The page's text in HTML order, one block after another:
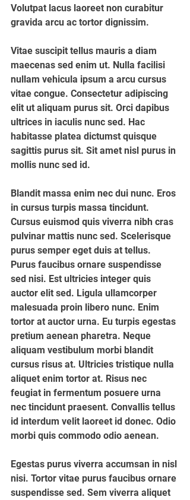
Volutpat lacus laoreet non curabitur
gravida arcu ac tortor dignissim.
Vitae suscipit tellus mauris a diam
maecenas sed enim ut. Nulla facilisi
nullam vehicula ipsum a arcu cursus
vitae congue. Consectetur adipiscing
elit ut aliquam purus sit. Orci dapibus
ultrices in iaculis nunc sed. Hac
habitasse platea dictumst quisque
sagittis purus sit. Sit amet nisl purus in
mollis nunc sed id.
Blandit massa enim nec dui nunc. Eros
in cursus turpis massa tincidunt.
Cursus euismod quis viverra nibh cras
pulvinar mattis nunc sed. Scelerisque
purus semper eget duis at tellus.
Purus faucibus ornare suspendisse
sed nisi. Est ultricies integer quis
auctor elit sed. Ligula ullamcorper
malesuada proin libero nunc. Enim
tortor at auctor urna. Eu turpis egestas
pretium aenean pharetra. Neque
aliquam vestibulum morbi blandit
cursus risus at. Ultricies tristique nulla
aliquet enim tortor at. Risus nec
feugiat in fermentum posuere urna
nec tincidunt praesent. Convallis tellus
id interdum velit laoreet id donec. Odio
morbi quis commodo odio aenean.
Egestas purus viverra accumsan in nisl
nisi. Tortor vitae purus faucibus ornare
suspendisse sed. Sem viverra aliquet